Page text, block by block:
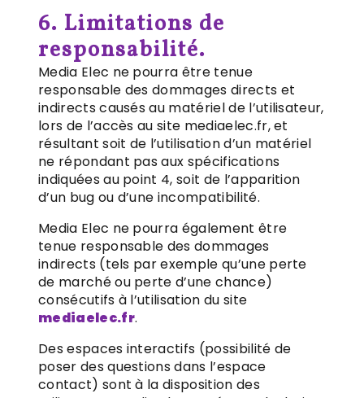
6. Limitations de
responsabilité.
Media Elec ne pourra être tenue
responsable des dommages directs et
indirects causés au matériel de l’utilisateur,
lors de l’accès au site mediaelec.fr, et
résultant soit de l’utilisation d’un matériel
ne répondant pas aux spécifications
indiquées au point 4, soit de l’apparition
d’un bug ou d’une incompatibilité.
Media Elec ne pourra également être
tenue responsable des dommages
indirects (tels par exemple qu’une perte
de marché ou perte d’une chance)
consécutifs à l’utilisation du site
mediaelec.fr.
Des espaces interactifs (possibilité de
poser des questions dans l’espace
contact) sont à la disposition des